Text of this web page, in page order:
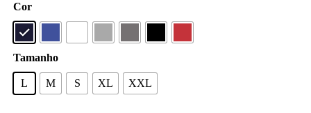
Cor
Tamanho
L M S XL XXL